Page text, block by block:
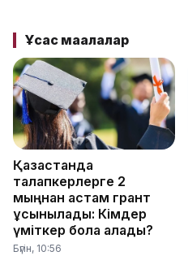
Ұқсас мақалалар
Қазақстанда
талапкерлерге 2
мыңнан астам грант
ұсынылады: Кімдер
үміткер бола алады?
Бүгін, 10:56